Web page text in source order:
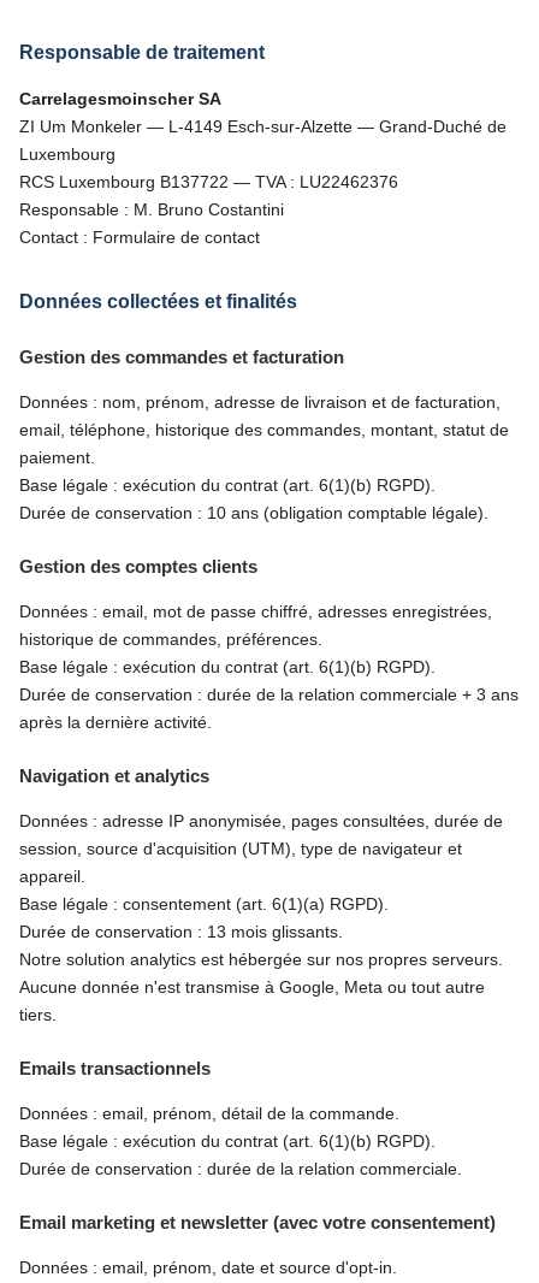
Responsable de traitement
Carrelagesmoinscher SA
ZI Um Monkeler — L-4149 Esch-sur-Alzette — Grand-Duché de
Luxembourg
RCS Luxembourg B137722 — TVA : LU22462376
Responsable : M. Bruno Costantini
Contact : Formulaire de contact
Données collectées et finalités
Gestion des commandes et facturation
Données : nom, prénom, adresse de livraison et de facturation,
email, téléphone, historique des commandes, montant, statut de
paiement.
Base légale : exécution du contrat (art. 6(1)(b) RGPD).
Durée de conservation : 10 ans (obligation comptable légale).
Gestion des comptes clients
Données : email, mot de passe chiffré, adresses enregistrées,
historique de commandes, préférences.
Base légale : exécution du contrat (art. 6(1)(b) RGPD).
Durée de conservation : durée de la relation commerciale + 3 ans
après la dernière activité.
Navigation et analytics
Données : adresse IP anonymisée, pages consultées, durée de
session, source d'acquisition (UTM), type de navigateur et
appareil.
Base légale : consentement (art. 6(1)(a) RGPD).
Durée de conservation : 13 mois glissants.
Notre solution analytics est hébergée sur nos propres serveurs.
Aucune donnée n'est transmise à Google, Meta ou tout autre
tiers.
Emails transactionnels
Données : email, prénom, détail de la commande.
Base légale : exécution du contrat (art. 6(1)(b) RGPD).
Durée de conservation : durée de la relation commerciale.
Email marketing et newsletter (avec votre consentement)
Données : email, prénom, date et source d'opt-in.